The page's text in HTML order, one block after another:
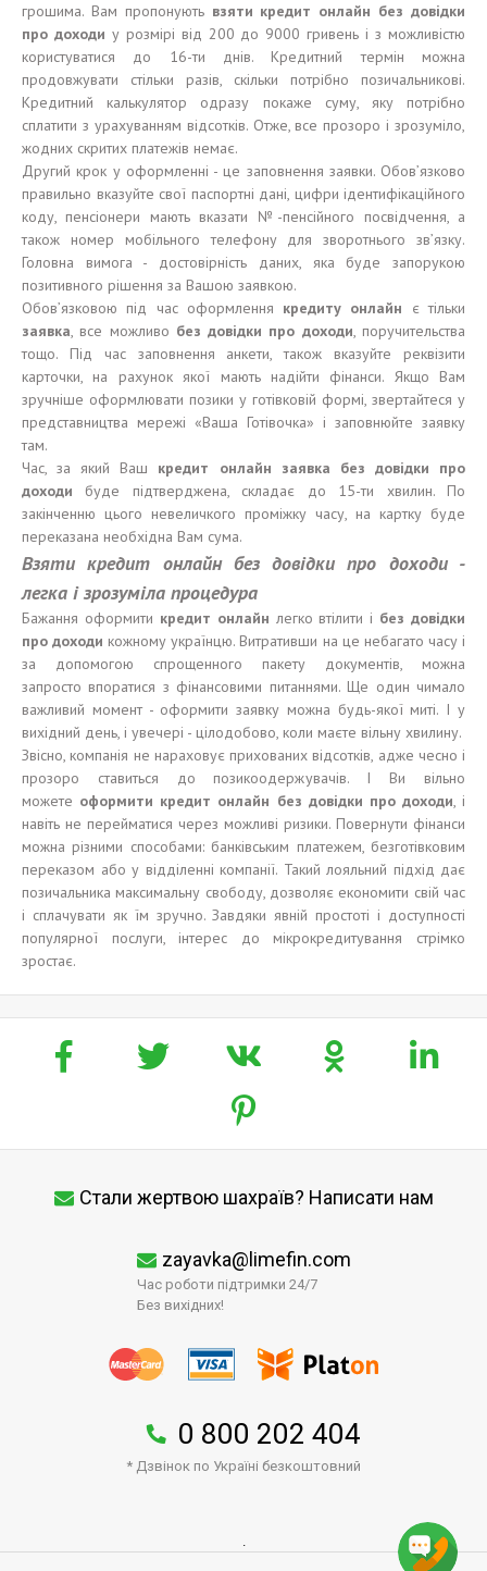
грошима. Вам пропонують взяти кредит онлайн без довідки
про доходи у розмірі від 200 до 9000 гривень і з можливістю
користуватися до 16-ти днів. Кредитний термін можна
продовжувати стільки разів, скільки потрібно позичальникові.
Кредитний калькулятор одразу покаже суму, яку потрібно
сплатити з урахуванням відсотків. Отже, все прозоро і зрозуміло,
жодних скритих платежів немає.
Другий крок у оформленні - це заповнення заявки. Обов’язково
правильно вказуйте свої паспортні дані, цифри ідентифікаційного
коду, пенсіонери мають вказати №-пенсійного посвідчення, а
також номер мобільного телефону для зворотнього зв’язку.
Головна вимога - достовірність даних, яка буде запорукою
позитивного рішення за Вашою заявкою.
Обов’язковою під час оформлення кредиту онлайн є тільки
заявка, все можливо без довідки про доходи, поручительства
тощо. Під час заповнення анкети, також вказуйте реквізити
карточки, на рахунок якої мають надійти фінанси. Якщо Вам
зручніше оформлювати позики у готівковій формі, звертайтеся у
представництва мережі «Ваша Готівочка» і заповнюйте заявку
там.
Час, за який Ваш кредит онлайн заявка без довідки про
доходи буде підтверджена, складає до 15-ти хвилин. По
закінченню цього невеличкого проміжку часу, на картку буде
переказана необхідна Вам сума.
Взяти кредит онлайн без довідки про доходи -
легка і зрозуміла процедура
Бажання оформити кредит онлайн легко втілити і без довідки
про доходи кожному українцю. Витративши на це небагато часу і
за допомогою спрощенного пакету документів, можна
запросто впоратися з фінансовими питаннями. Ще один чимало
важливий момент - оформити заявку можна будь-якої миті. І у
вихідний день, і увечері - цілодобово, коли маєте вільну хвилину.
Звісно, компанія не нараховує прихованих відсотків, адже чесно і
прозоро ставиться до позикоодержувачів. І Ви вільно
можете оформити кредит онлайн без довідки про доходи, і
навіть не перейматися через можливі ризики. Повернути фінанси
можна різними способами: банківським платежем, безготівковим
переказом або у відділенні компанії. Такий лояльний підхід дає
позичальника максимальну свободу, дозволяє економити свій час
і сплачувати як їм зручно. Завдяки явній простоті і доступності
популярної послуги, інтерес до мікрокредитування стрімко
зростає.
Стали жертвою шахраїв? Написати нам
zayavka@limefin.com
Час роботи підтримки 24/7
Без вихідних!
0 800 202 404
* Дзвінок по Україні безкоштовний
.
↑